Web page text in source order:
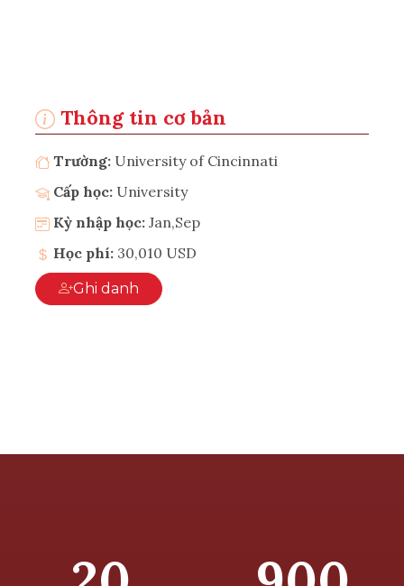
Thông tin cơ bản
Trường: University of Cincinnati
Cấp học: University
Kỳ nhập học: Jan,Sep
Học phí: 30,010 USD
Ghi danh